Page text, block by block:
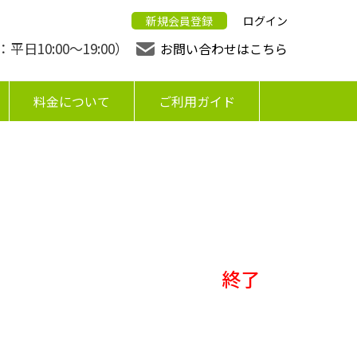
新規会員登録 ログイン
平日10:00〜19:00） お問い合わせはこちら
料金について ご利用ガイド
終了